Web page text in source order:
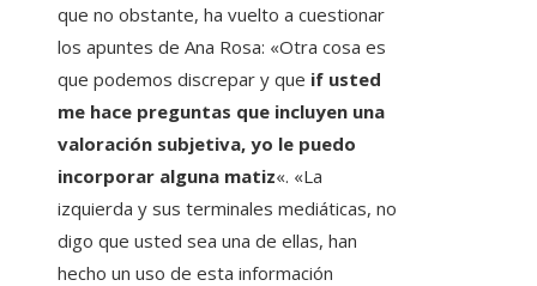
que no obstante, ha vuelto a cuestionar
los apuntes de Ana Rosa: «Otra cosa es
que podemos discrepar y que if usted
me hace preguntas que incluyen una
valoración subjetiva, yo le puedo
incorporar alguna matiz«. «La
izquierda y sus terminales mediáticas, no
digo que usted sea una de ellas, han
hecho un uso de esta información